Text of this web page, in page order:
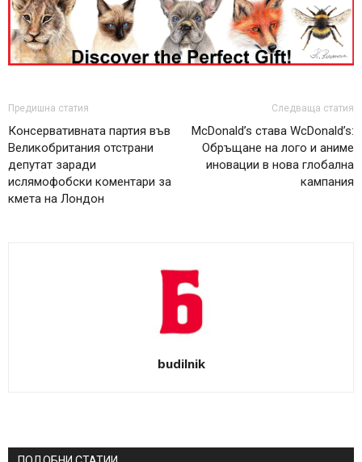
Предишна статия
Консервативната партия във
Великобритания отстрани
депутат заради
ислямофобски коментари за
кмета на Лондон
Следваща статия
McDonald’s става WcDonald’s:
Обръщане на лого и аниме
иновации в нова глобална
кампания
budilnik